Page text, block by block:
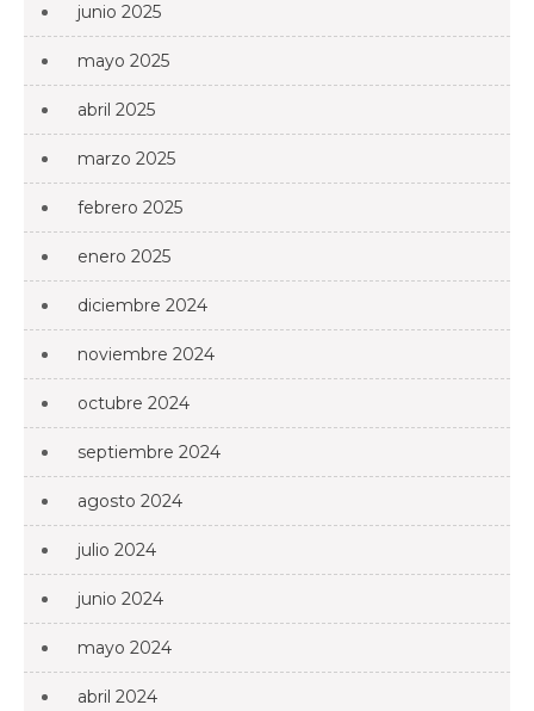
junio 2025
mayo 2025
abril 2025
marzo 2025
febrero 2025
enero 2025
diciembre 2024
noviembre 2024
octubre 2024
septiembre 2024
agosto 2024
julio 2024
junio 2024
mayo 2024
abril 2024